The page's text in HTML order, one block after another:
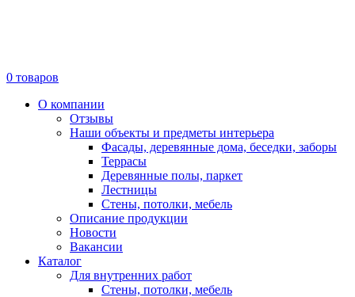
0 товаров
О компании
Отзывы
Наши объекты и предметы интерьера
Фасады, деревянные дома, беседки, заборы
Террасы
Деревянные полы, паркет
Лестницы
Стены, потолки, мебель
Описание продукции
Новости
Вакансии
Каталог
Для внутренних работ
Стены, потолки, мебель